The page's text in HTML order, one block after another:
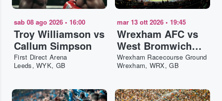
sab 08 ago 2026 • 16:00
Troy Williamson vs
Callum Simpson
First Direct Arena
Leeds, WYK, GB
mar 13 ott 2026 • 19:45
Wrexham AFC vs
West Bromwich
Albion
Wrexham Racecourse Ground
Wrexham, WRX, GB